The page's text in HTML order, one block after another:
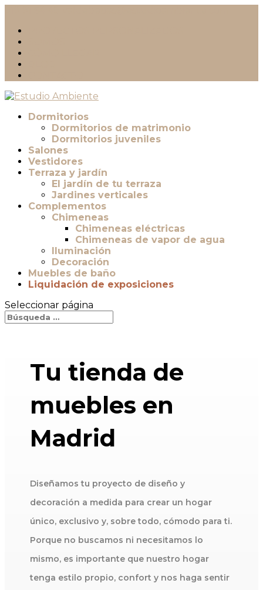
Dormitorios
Dormitorios de matrimonio
Dormitorios juveniles
Salones
Vestidores
Terraza y jardín
El jardín de tu terraza
Jardines verticales
Complementos
Chimeneas
Chimeneas eléctricas
Chimeneas de vapor de agua
Iluminación
Decoración
Muebles de baño
Liquidación de exposiciones
Seleccionar página
Tu tienda de
muebles en
Madrid
Diseñamos tu proyecto de diseño y
decoración a medida para crear un hogar
único, exclusivo y, sobre todo, cómodo para ti.
Porque no buscamos ni necesitamos lo
mismo, es importante que nuestro hogar
tenga estilo propio, confort y nos haga sentir